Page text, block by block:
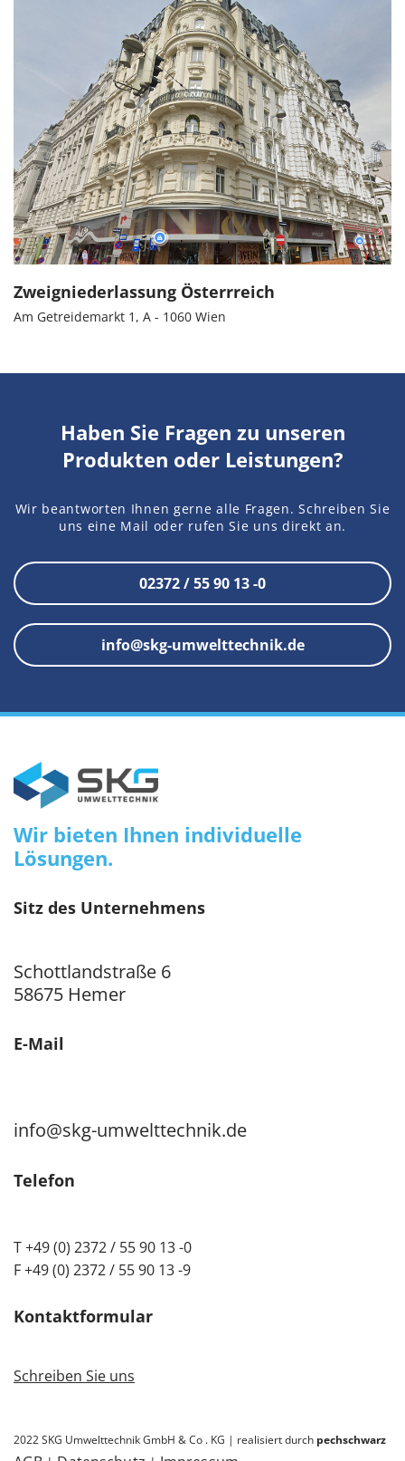
Zweigniederlassung Österrreich
Am Getreidemarkt 1, A - 1060 Wien
Haben Sie Fragen zu unseren
Produkten oder Leistungen?
Wir beantworten Ihnen gerne alle Fragen. Schreiben Sie
uns eine Mail oder rufen Sie uns direkt an.
02372 / 55 90 13 -0
info@skg-umwelttechnik.de
Wir bieten Ihnen individuelle
Lösungen.
Sitz des Unternehmens
Schottlandstraße 6
58675 Hemer
E-Mail
info@skg-umwelttechnik.de
Telefon
T +49 (0) 2372 / 55 90 13 -0
F +49 (0) 2372 / 55 90 13 -9
Kontaktformular
Schreiben Sie uns
2022 SKG Umwelttechnik GmbH & Co . KG | realisiert durch pechschwarz